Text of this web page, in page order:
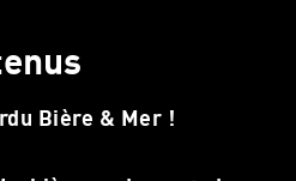
Bière & Mer !